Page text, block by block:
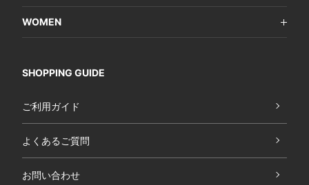
WOMEN
SHOPPING GUIDE
ご利用ガイド
よくあるご質問
お問い合わせ